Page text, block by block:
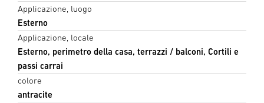
Applicazione, luogo
Esterno
Applicazione, locale
Esterno, perimetro della casa, terrazzi / balconi, Cortili e
passi carrai
colore
antracite